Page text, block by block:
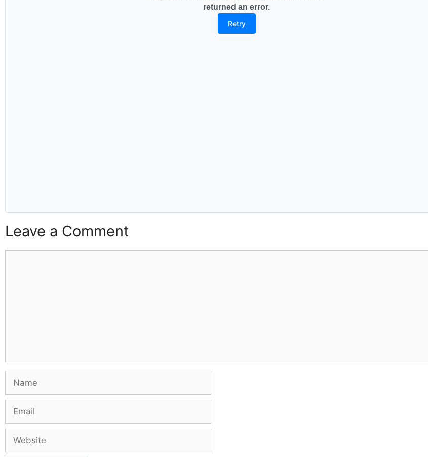
returned an error.
Retry
Leave a Comment